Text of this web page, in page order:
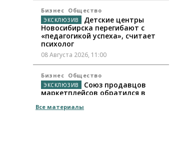
Бизнес Общество
Детские центры
Новосибирска перегибают с
«педагогикой успеха», считает
психолог
08 Августа 2026, 11:00
Бизнес Общество
Союз продавцов
маркетплейсов обратился в
WB
Все материалы